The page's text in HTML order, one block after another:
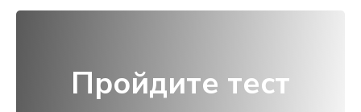
Пройдите тест